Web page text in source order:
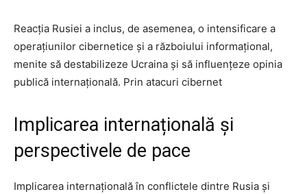
Reacția Rusiei a inclus, de asemenea, o intensificare a
operațiunilor cibernetice și a războiului informațional,
menite să destabilizeze Ucraina și să influențeze opinia
publică internațională. Prin atacuri cibernet
Implicarea internațională și
perspectivele de pace
Implicarea internațională în conflictele dintre Rusia și